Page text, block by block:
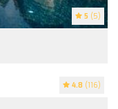
5 (5)
4.8 (116)